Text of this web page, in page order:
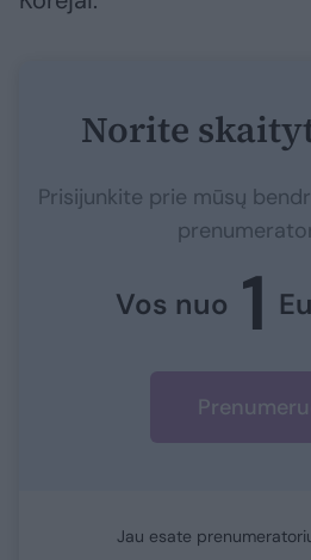
Norite
Prisijunkite prie mūsų
Vos nuo 1
Jau esate